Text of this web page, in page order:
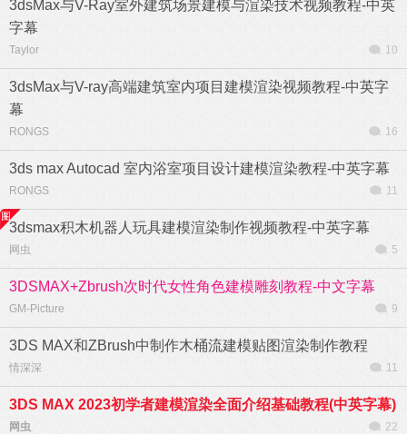
3dsMax与V-Ray室外建筑场景建模与渲染技术视频教程-中英
字幕
Taylor 10
3dsMax与V-ray高端建筑室内项目建模渲染视频教程-中英字
幕
RONGS 16
3ds max Autocad 室内浴室项目设计建模渲染教程-中英字幕
RONGS 11
3dsmax积木机器人玩具建模渲染制作视频教程-中英字幕
网虫 5
3DSMAX+Zbrush次时代女性角色建模雕刻教程-中文字幕
GM-Picture 9
3DS MAX和ZBrush中制作木桶流建模贴图渲染制作教程
情深深 11
3DS MAX 2023初学者建模渲染全面介绍基础教程(中英字幕)
网虫 22